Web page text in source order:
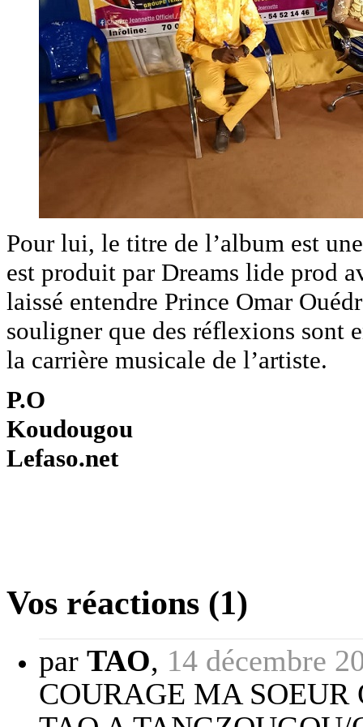
Pour lui, le titre de l’album est
est produit par Dreams lide prod
laissé entendre Prince Omar
souligner que des réflexions sont
la carrière musicale de l’artiste.
P.O
Koudougou
Lefaso.net
Vos réactions (1)
par TAO, 14 décembre
COURAGE MA SOEUR